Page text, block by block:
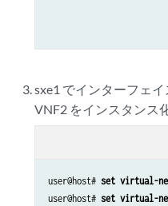
sxe1 でインターフェ
VNF2 をインスタンス
user@host# set virtual-
user@host# set virtual-